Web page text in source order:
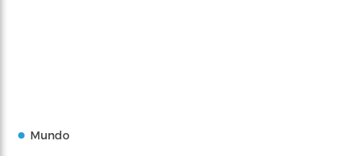
Mundo